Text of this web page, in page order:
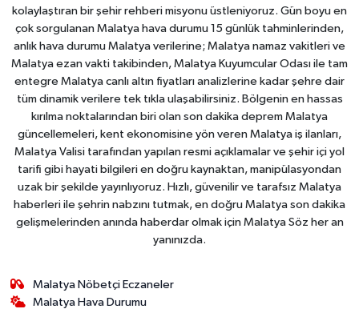
kolaylaştıran bir şehir rehberi misyonu üstleniyoruz. Gün boyu en
çok sorgulanan Malatya hava durumu 15 günlük tahminlerinden,
anlık hava durumu Malatya verilerine; Malatya namaz vakitleri ve
Malatya ezan vakti takibinden, Malatya Kuyumcular Odası ile tam
entegre Malatya canlı altın fiyatları analizlerine kadar şehre dair
tüm dinamik verilere tek tıkla ulaşabilirsiniz. Bölgenin en hassas
kırılma noktalarından biri olan son dakika deprem Malatya
güncellemeleri, kent ekonomisine yön veren Malatya iş ilanları,
Malatya Valisi tarafından yapılan resmi açıklamalar ve şehir içi yol
tarifi gibi hayati bilgileri en doğru kaynaktan, manipülasyondan
uzak bir şekilde yayınlıyoruz. Hızlı, güvenilir ve tarafsız Malatya
haberleri ile şehrin nabzını tutmak, en doğru Malatya son dakika
gelişmelerinden anında haberdar olmak için Malatya Söz her an
yanınızda.
Malatya Nöbetçi Eczaneler
Malatya Hava Durumu